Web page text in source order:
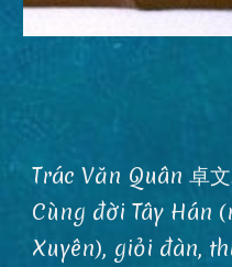
Trác Văn Quân 卓
Cùng đời Tây Hán
Xuyên), giỏi đàn,